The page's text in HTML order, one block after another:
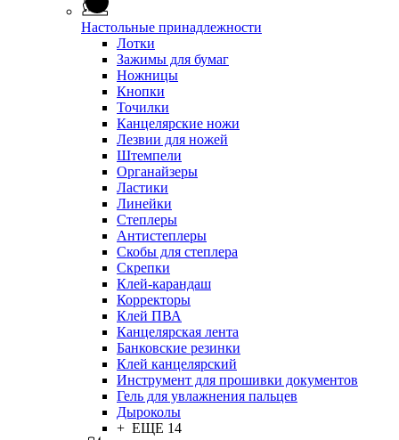
Настольные принадлежности
Лотки
Зажимы для бумаг
Ножницы
Кнопки
Точилки
Канцелярские ножи
Лезвии для ножей
Штемпели
Органайзеры
Ластики
Линейки
Степлеры
Антистеплеры
Скобы для степлера
Скрепки
Клей-карандаш
Корректоры
Клей ПВА
Канцелярская лента
Банковские резинки
Клей канцелярский
Инструмент для прошивки документов
Гель для увлажнения пальцев
Дыроколы
+ ЕЩЕ 14